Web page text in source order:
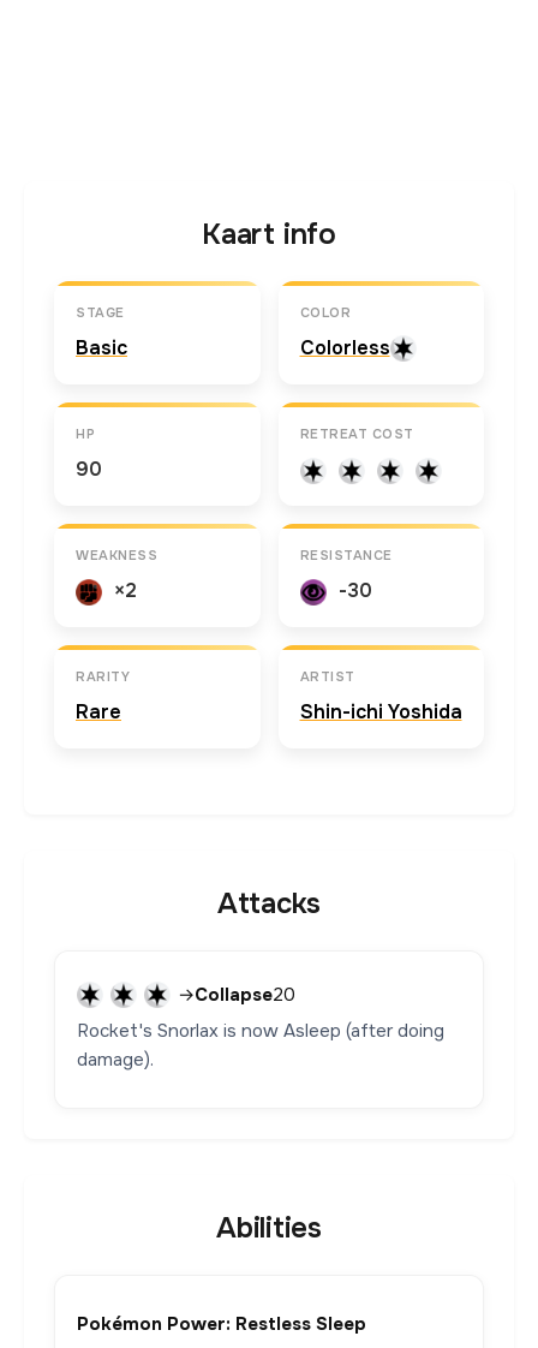
Kaart info
STAGE
Basic
COLOR
Colorless
HP
90
RETREAT COST
WEAKNESS
×2
RESISTANCE
-30
RARITY
Rare
ARTIST
Shin-ichi Yoshida
Attacks
→Collapse20
Rocket's Snorlax is now Asleep (after doing
damage).
Abilities
Pokémon Power: Restless Sleep